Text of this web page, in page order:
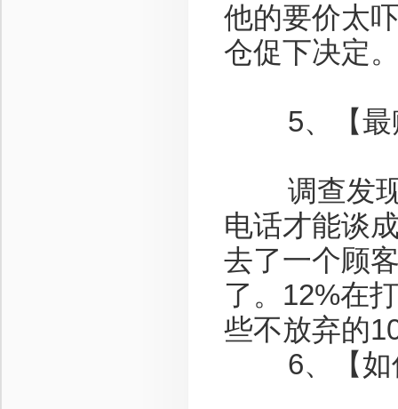
他的要价太
仓促下决定
5、【最
调查发现,
电话才能谈
去了一个顾
了。12%在
些不放弃的
6、【如